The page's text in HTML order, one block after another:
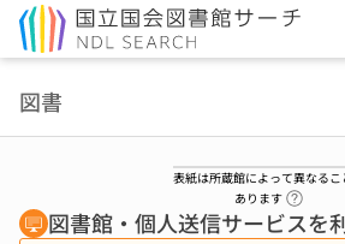
図書
表紙は所蔵館によって異なるこ
あります
図書館・個人送信サービスを